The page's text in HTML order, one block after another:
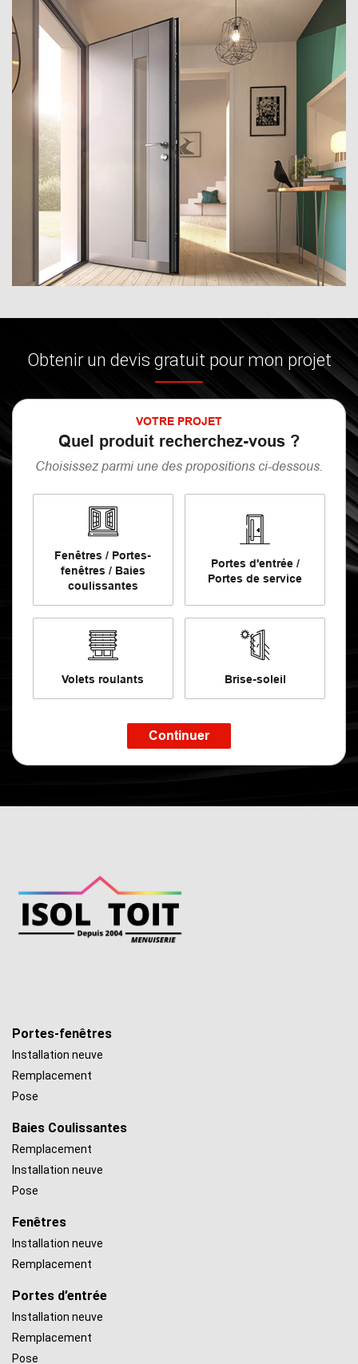
Obtenir un devis gratuit pour mon projet
Portes-fenêtres
Installation neuve
Remplacement
Pose
Baies Coulissantes
Remplacement
Installation neuve
Pose
Fenêtres
Installation neuve
Remplacement
Portes d’entrée
Installation neuve
Remplacement
Pose